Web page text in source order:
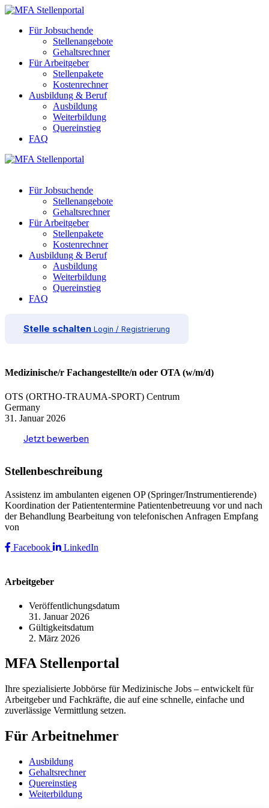
Für Jobsuchende
Stellenangebote
Gehaltsrechner
Für Arbeitgeber
Stellenpakete
Kostenrechner
Ausbildung & Beruf
Ausbildung
Weiterbildung
Quereinstieg
FAQ
Für Jobsuchende
Stellenangebote
Gehaltsrechner
Für Arbeitgeber
Stellenpakete
Kostenrechner
Ausbildung & Beruf
Ausbildung
Weiterbildung
Quereinstieg
FAQ
Stelle schalten Login / Registrierung
Medizinische/r Fachangestellte/n oder OTA (w/m/d)
OTS (ORTHO-TRAUMA-SPORT) Centrum
Germany
31. Januar 2026
Jetzt bewerben
Stellenbeschreibung
Assistenz im ambulanten eigenen OP (Springer/Instrumentierende)
Koordination der Patiententermine Patientenbetreuung vor und nach
der Behandlung Bearbeitung von telefonischen Anfragen Empfang
von
Facebook
LinkedIn
Arbeitgeber
Veröffentlichungsdatum
31. Januar 2026
Gültigkeitsdatum
2. März 2026
MFA Stellenportal
Ihre spezialisierte Jobbörse für Medizinische Jobs – entwickelt für
Arbeitgeber und Fachkräfte, die auf eine schnelle, einfache und
zuverlässige Vermittlung setzen.
Für Arbeitnehmer
Ausbildung
Gehaltsrechner
Quereinstieg
Weiterbildung